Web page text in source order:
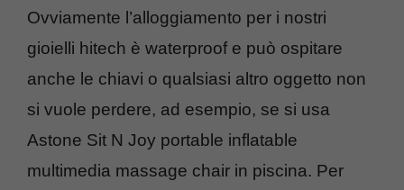
Ovviamente l’alloggiamento per i nostri
gioielli hitech è waterproof e può ospitare
anche le chiavi o qualsiasi altro oggetto non
si vuole perdere, ad esempio, se si usa
Astone Sit N Joy portable inflatable
multimedia massage chair in piscina. Per